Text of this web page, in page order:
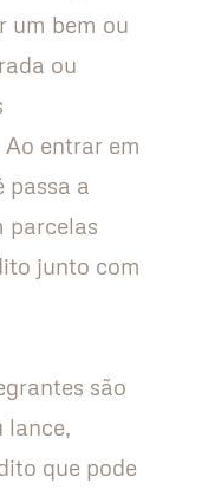
um bem ou
ou
entrar em
passa a
parcelas
junto com
são
lance,
que pode